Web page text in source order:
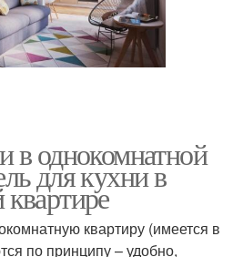
в однокомнатной
для кухни в
квартиру (имеется в
по принципу – удобно,